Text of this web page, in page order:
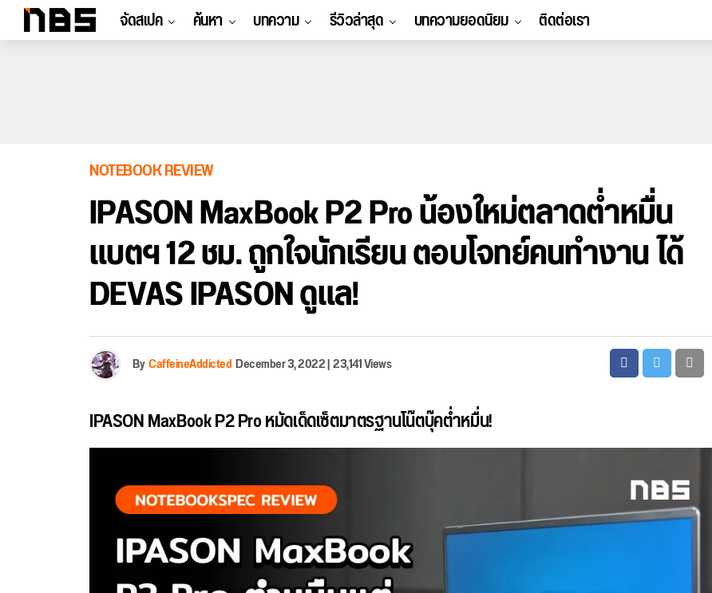
จัดสเปค ค้นหา บทความ รีวิวล่าสุด บทความยอดนิยม ติดต่อเรา
NOTEBOOK REVIEW
IPASON MaxBook P2 Pro น้องใหม่ตลาดต่ำหมื่น
แบตฯ 12 ชม. ถูกใจนักเรียน ตอบโจทย์คนทำงาน ได้
DEVAS IPASON ดูแล!
ByCaffeineAddictedDecember 3, 2022|23,141 Views
IPASON MaxBook P2 Pro หมัดเด็ดเซ็ตมาตรฐานโน๊ตบุ๊คต่ำหมื่น!